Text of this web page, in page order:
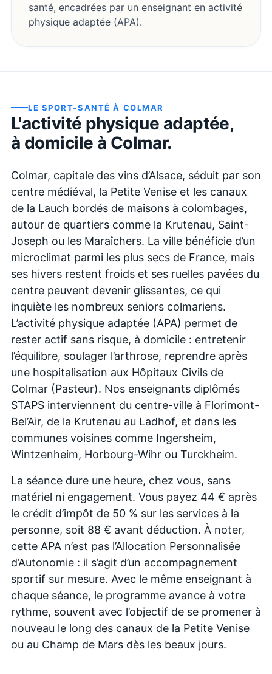
santé, encadrées par un enseignant en activité
physique adaptée (APA).
LE SPORT-SANTÉ À COLMAR
L'activité physique adaptée,
à domicile à Colmar.
Colmar, capitale des vins d’Alsace, séduit par son
centre médiéval, la Petite Venise et les canaux
de la Lauch bordés de maisons à colombages,
autour de quartiers comme la Krutenau, Saint-
Joseph ou les Maraîchers. La ville bénéficie d’un
microclimat parmi les plus secs de France, mais
ses hivers restent froids et ses ruelles pavées du
centre peuvent devenir glissantes, ce qui
inquiète les nombreux seniors colmariens.
L’activité physique adaptée (APA) permet de
rester actif sans risque, à domicile : entretenir
l’équilibre, soulager l’arthrose, reprendre après
une hospitalisation aux Hôpitaux Civils de
Colmar (Pasteur). Nos enseignants diplômés
STAPS interviennent du centre-ville à Florimont-
Bel’Air, de la Krutenau au Ladhof, et dans les
communes voisines comme Ingersheim,
Wintzenheim, Horbourg-Wihr ou Turckheim.
La séance dure une heure, chez vous, sans
matériel ni engagement. Vous payez 44 € après
le crédit d’impôt de 50 % sur les services à la
personne, soit 88 € avant déduction. À noter,
cette APA n’est pas l’Allocation Personnalisée
d’Autonomie : il s’agit d’un accompagnement
sportif sur mesure. Avec le même enseignant à
chaque séance, le programme avance à votre
rythme, souvent avec l’objectif de se promener à
nouveau le long des canaux de la Petite Venise
ou au Champ de Mars dès les beaux jours.